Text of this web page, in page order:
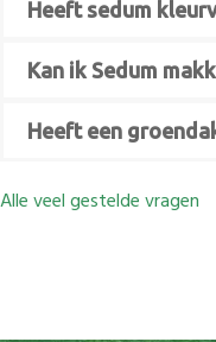
Heeft sedum
Kan ik Sedum
Heeft een
Alle veel gestelde vragen